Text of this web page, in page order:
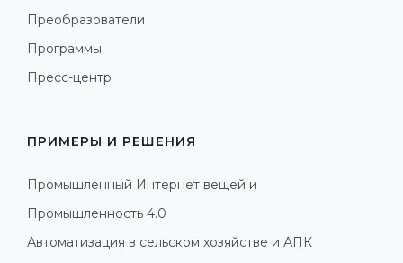
Преобразователи
Программы
Пресс-центр
ПРИМЕРЫ И РЕШЕНИЯ
Промышленный Интернет вещей и
Промышленность 4.0
Автоматизация в сельском хозяйстве и АПК